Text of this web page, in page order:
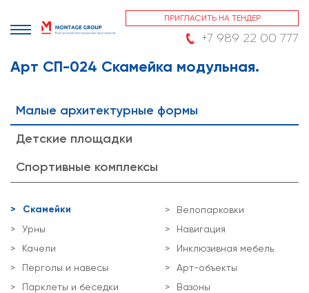
ПРИГЛАСИТЬ НА ТЕНДЕР
+7 989 22 00 777
Арт СП-024 Скамейка модульная.
Малые архитектурные формы
Детские площадки
Спортивные комплексы
Скамейки
Урны
Качели
Перголы и навесы
Парклеты и беседки
Велопарковки
Навигация
Инклюзивная мебель
Арт-объекты
Вазоны